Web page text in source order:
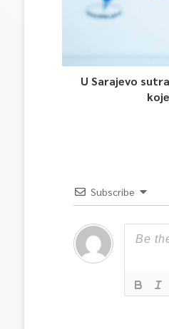
U Sarajevo
Subscribe